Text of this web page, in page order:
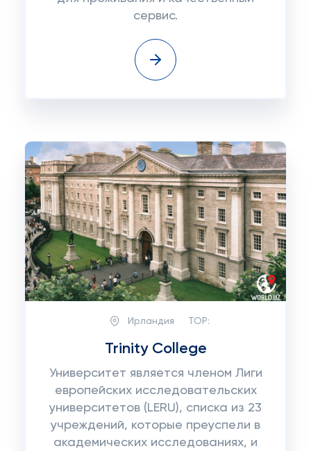
сервис.
Ирландия TOP:
Trinity College
Университет является членом Лиги
европейских исследовательских
университетов (LERU), списка из 23
учреждений, которые преуспели в
академических исследованиях, и